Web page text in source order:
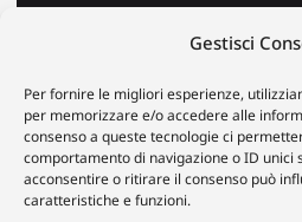
Gestisci
Per fornire le migliori esperienze,
per memorizzare e/o accedere alle
consenso a queste tecnologie ci
comportamento di navigazione o ID unici
acconsentire o ritirare il consenso può
caratteristiche e funzioni.
Dove trovarmi
Piazza Massimo D’Azeglio 19
VERCELLI
possibilità di terapie ONLINE